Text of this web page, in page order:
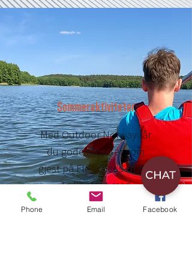
Sommeraktiviteter
Med Outdoor Norway får
du gode rabatter som
gjest på Fleischer's Hotel.
Ta kontakt med
resepsjonen.
Phone Email Facebook